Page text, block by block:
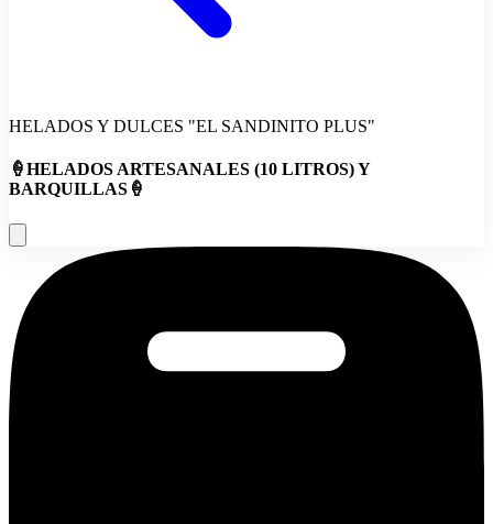
HELADOS Y DULCES "EL SANDINITO PLUS"
🍦HELADOS ARTESANALES (10 LITROS) Y
BARQUILLAS🍦